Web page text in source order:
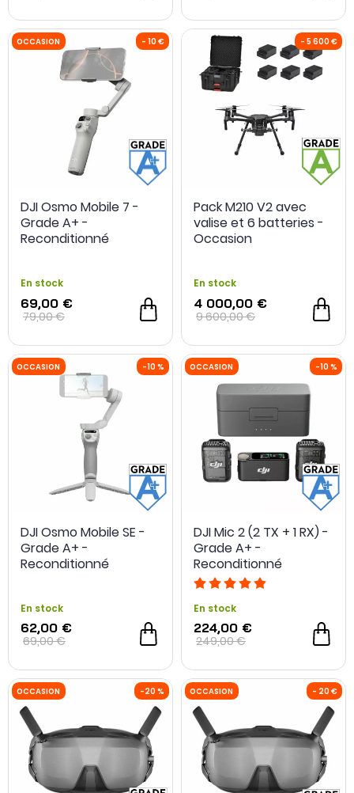
OCCASION -30 % OCCASION
OCCASION - 80 € OCCASION
DJI Osmo Mobile 7 -
Grade A+ -
Reconditionné
En stock
69,00 €
79,00 €
Pack M210 V2 avec
valise et 6 batteries -
Occasion
En stock
4 000,00 €
9 600,00 €
DJI Osmo Mobile SE -
Grade A+ -
Reconditionné
En stock
62,00 €
69,00 €
DJI Mic 2 (2 TX + 1 RX) -
Grade A+ -
Reconditionné
En stock
224,00 €
249,00 €